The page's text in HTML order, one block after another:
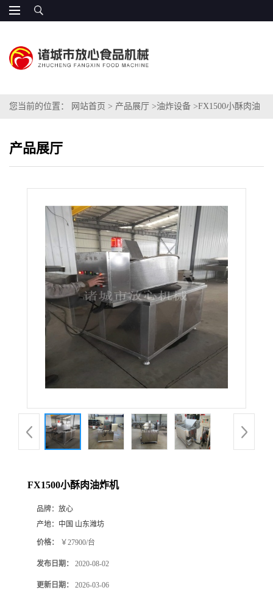
您当前的位置： 网站首页 > 产品展厅 >油炸设备 >FX1500小酥肉油
产品展厅
FX1500小酥肉油炸机
品牌： 放心
产地： 中国 山东潍坊
价格： ￥27900/台
发布日期： 2020-08-02
更新日期： 2026-03-06